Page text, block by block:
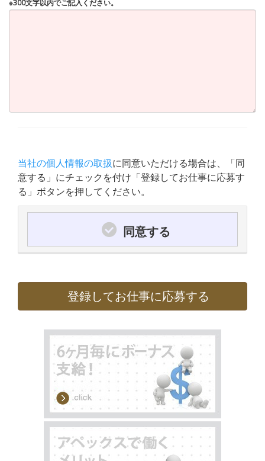
※300文字以内でご記入ください。
当社の個人情報の取扱に同意いただける場合は、「同
意する」にチェックを付け「登録してお仕事に応募す
る」ボタンを押してください。
同意する